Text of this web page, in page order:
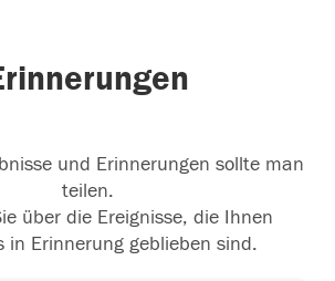
und Erinnerungen sollte man
teilen.
über die Ereignisse, die Ihnen
in Erinnerung geblieben sind.